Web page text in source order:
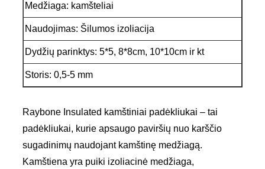
Medžiaga: kamšteliai
Naudojimas: Šilumos izoliacija
Dydžių parinktys: 5*5, 8*8cm, 10*10cm ir kt
Storis: 0,5-5 mm
Raybone Insulated kamštiniai padėkliukai – tai
padėkliukai, kurie apsaugo paviršių nuo karščio
sugadinimų naudojant kamštinę medžiagą.
Kamštiena yra puiki izoliacinė medžiaga,